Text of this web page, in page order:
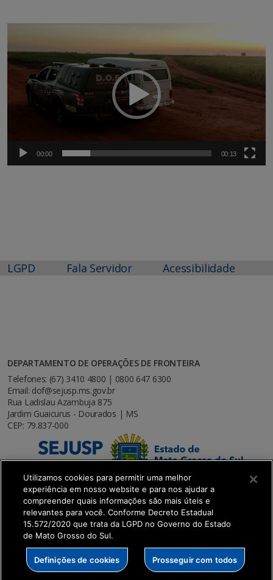
vídeo
00:00 00:13
LGPD Fala Servidor Acessibilidade
DEPARTAMENTO DE OPERAÇÕES DE FRONTEIRA
Telefones: (67) 3410 4800 | 0800 647 6300
Email: dof@sejusp.ms.gov.br
Rua Ladislau Azambuja 875
Jardim Guaicurus - Dourados | MS
CEP: 79.837-000
SETDIG | Secretaria-Executiva de Transformação
Digital
Utilizamos cookies para permitir uma melhor
experiência em nosso website e para nos ajudar a
compreender quais informações são mais úteis e
relevantes para você. Conforme Decreto Estadual
15.572/2020 que trata da LGPD no Governo do Estado
de Mato Grosso do Sul.
Definições de cookies Prosseguir com todos